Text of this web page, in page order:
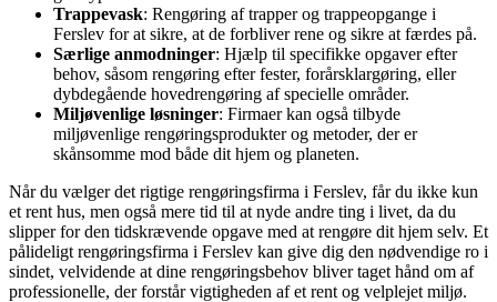
Trappevask: Rengøring af trapper og trappeopgange i
Ferslev for at sikre, at de forbliver rene og sikre at færdes på.
Særlige anmodninger: Hjælp til specifikke opgaver efter
behov, såsom rengøring efter fester, forårsklargøring, eller
dybdegående hovedrengøring af specielle områder.
Miljøvenlige løsninger: Firmaer kan også tilbyde
miljøvenlige rengøringsprodukter og metoder, der er
skånsomme mod både dit hjem og planeten.
Når du vælger det rigtige rengøringsfirma i Ferslev, får du ikke kun
et rent hus, men også mere tid til at nyde andre ting i livet, da du
slipper for den tidskrævende opgave med at rengøre dit hjem selv. Et
pålideligt rengøringsfirma i Ferslev kan give dig den nødvendige ro i
sindet, velvidende at dine rengøringsbehov bliver taget hånd om af
professionelle, der forstår vigtigheden af et rent og velplejet miljø.